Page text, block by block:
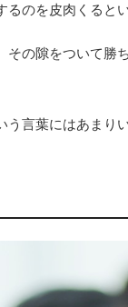
のを皮肉くると
の隙をついて勝
言葉にはあまり